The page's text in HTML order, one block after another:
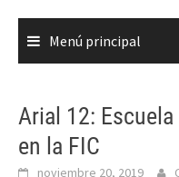
Menú principal
Arial 12: Escuela
en la FIC
noviembre 20, 2019